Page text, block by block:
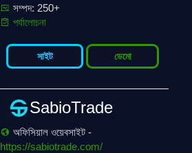
সম্পদ: 250+
পর্যালোচনা
সাইট ডেমো
SabioTrade
অফিসিয়াল ওয়েবসাইট -
https://sabiotrade.com/